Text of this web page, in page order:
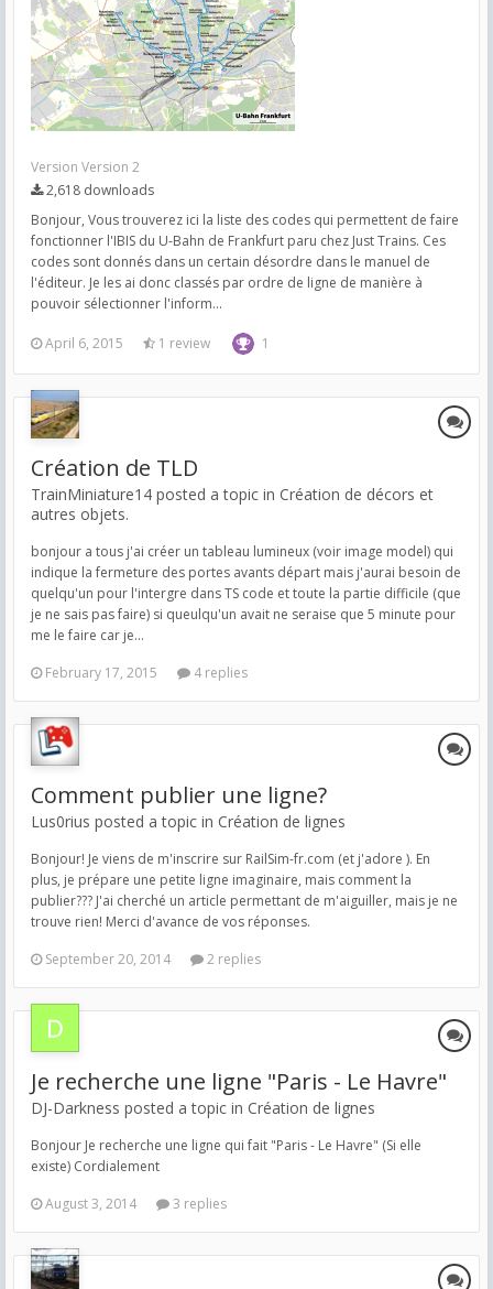
Version Version 2
2,618 downloads
Bonjour, Vous trouverez ici la liste des codes qui permettent de faire
fonctionner l'IBIS du U-Bahn de Frankfurt paru chez Just Trains. Ces
codes sont donnés dans un certain désordre dans le manuel de
l'éditeur. Je les ai donc classés par ordre de ligne de manière à
pouvoir sélectionner l'inform...
April 6, 2015 1 review 1
Création de TLD
TrainMiniature14 posted a topic in Création de décors et
autres objets.
bonjour a tous j'ai créer un tableau lumineux (voir image model) qui
indique la fermeture des portes avants départ mais j'aurai besoin de
quelqu'un pour l'intergre dans TS code et toute la partie difficile (que
je ne sais pas faire) si queulqu'un avait ne seraise que 5 minute pour
me le faire car je...
February 17, 2015
4 replies
Comment publier une ligne?
Lus0rius posted a topic in Création de lignes
Bonjour! Je viens de m'inscrire sur RailSim-fr.com (et j'adore ). En
plus, je prépare une petite ligne imaginaire, mais comment la
publier??? J'ai cherché un article permettant de m'aiguiller, mais je ne
trouve rien! Merci d'avance de vos réponses.
September 20, 2014
2 replies
Je recherche une ligne "Paris - Le Havre"
DJ-Darkness posted a topic in Création de lignes
Bonjour Je recherche une ligne qui fait "Paris - Le Havre" (Si elle
existe) Cordialement
August 3, 2014
3 replies